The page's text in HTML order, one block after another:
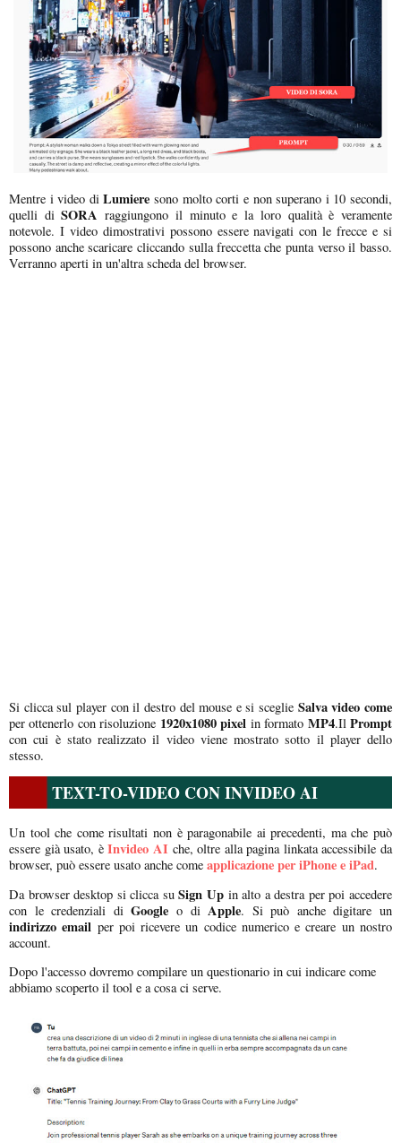
Mentre i video diLumiere sono molto corti e non superano i 10 secondi,
quelli diSORA raggiungono il minuto e la loro qualità è veramente
notevole. I video dimostrativi possono essere navigati con le frecce e si
possono anche scaricare cliccando sulla freccetta che punta verso il basso.
Verranno aperti in un'altra scheda del browser.
Si clicca sul player con il destro del mouse e si sceglie Salva video come
per ottenerlo con risoluzione 1920x1080 pixel in formato MP4.IlPrompt
con cui è stato realizzato il video viene mostrato sotto il player dello
stesso.
TEXT-TO-VIDEO CON INVIDEO AI
Un tool che come risultati non è paragonabile ai precedenti, ma che può
essere già usato, èInvideo AIche, oltre alla pagina linkata accessibile da
browser, può essere usato anche come applicazione per iPhone e iPad.
Da browser desktop si clicca suSign Up in alto a destra per poi accedere
con le credenziali diGoogle o diApple. Si può anche digitare un
indirizzo email per poi ricevere un codice numerico e creare un nostro
account.
Dopo l'accesso dovremo compilare un questionario in cui indicare come
abbiamo scoperto il tool e a cosa ci serve.